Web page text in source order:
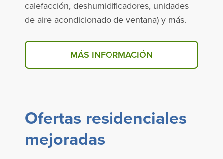
calefacción, deshumidificadores, unidades
de aire acondicionado de ventana) y más.
MÁS INFORMACIÓNABOUT THE INCOME
Ofertas residenciales
mejoradas